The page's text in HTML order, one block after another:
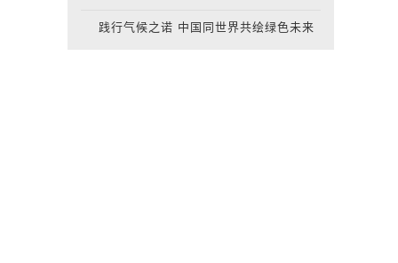
践行气候之诺 中国同世界共绘绿色未来